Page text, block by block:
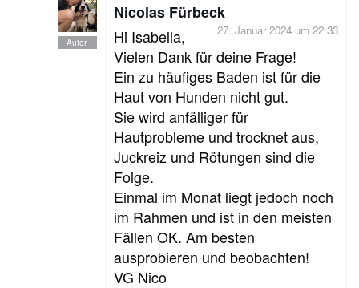
Nicolas Fürbeck
27. Januar 2024 um 22:33
Hi Isabella,
Vielen Dank für deine Frage!
Ein zu häufiges Baden ist für die
Haut von Hunden nicht gut.
Sie wird anfälliger für
Hautprobleme und trocknet aus,
Juckreiz und Rötungen sind die
Folge.
Einmal im Monat liegt jedoch noch
im Rahmen und ist in den meisten
Fällen OK. Am besten
ausprobieren und beobachten!
VG Nico